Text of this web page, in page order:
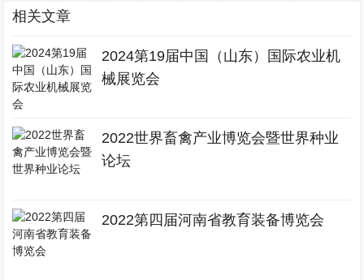
相关文章
2024第19届中国（山东）国际农业机
械展览会
2022世界畜禽产业博览会暨世界种业
论坛
2022第四届河南省教育装备博览会